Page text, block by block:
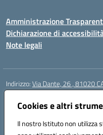
Cookies e altri
Il nostro Istituto non utilizza
Amministrazione
Dichiarazione di
Note legali
Indirizzo:Via Dante, 26 , 81020
Centralino:
Posta elettronica certificata
Codice fiscale: 80103200616
Codice meccanografico: